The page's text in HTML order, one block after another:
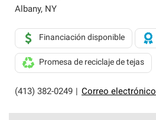
Albany, NY
(413) 382-0249 Correo electrónico
Financiación disponible
Promesa de reciclaje de tejas